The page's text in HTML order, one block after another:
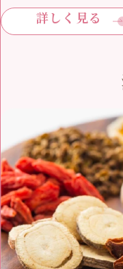
詳しく見る